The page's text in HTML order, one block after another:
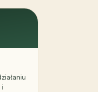
i